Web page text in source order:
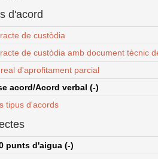
d'acord
de custòdia
de custòdia amb document tècnic
d'aprofitament parcial
acord/Acord verbal (-)
tipus d'acords
punts d'aigua (-)